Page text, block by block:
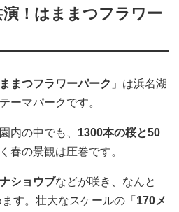
！はままつフラワー
まつフラワーパーク 」は浜名湖
ーマパークです。
内の中でも、 1300本の桜と50
春の景観は圧巻です。
ショウブなどが咲き、なんと
す。壮大なスケールの「 170メ